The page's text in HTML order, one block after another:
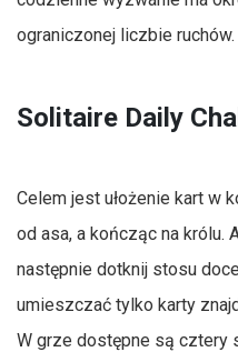
ograniczonej liczbie ruchów.
Solitaire Daily
Celem jest ułożenie kart w
od asa, a kończąc na królu.
następnie dotknij stosu
umieszczać tylko karty
W grze dostępne są cztery